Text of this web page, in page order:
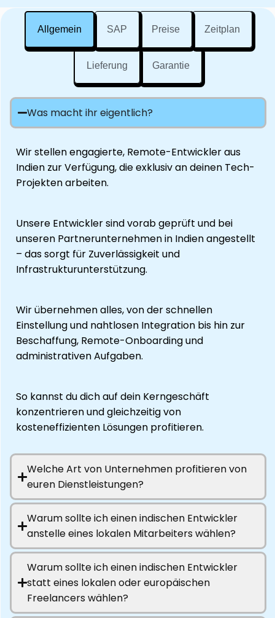
Allgemein SAP Preise Zeitplan
Lieferung Garantie
Was macht ihr eigentlich?
Wir stellen engagierte, Remote-Entwickler aus
Indien zur Verfügung, die exklusiv an deinen Tech-
Projekten arbeiten.
Unsere Entwickler sind vorab geprüft und bei
unseren Partnerunternehmen in Indien angestellt
– das sorgt für Zuverlässigkeit und
Infrastrukturunterstützung.
Wir übernehmen alles, von der schnellen
Einstellung und nahtlosen Integration bis hin zur
Beschaffung, Remote-Onboarding und
administrativen Aufgaben.
So kannst du dich auf dein Kerngeschäft
konzentrieren und gleichzeitig von
kosteneffizienten Lösungen profitieren.
Welche Art von Unternehmen profitieren von
euren Dienstleistungen?
Warum sollte ich einen indischen Entwickler
anstelle eines lokalen Mitarbeiters wählen?
Warum sollte ich einen indischen Entwickler
statt eines lokalen oder europäischen
Freelancers wählen?